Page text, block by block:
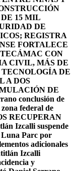
15 MIL
DE
REGISTRA
SE FORTALECE
CON
CIVIL, MÁS DE
TECNOLOGÍA DE
A DOS
DE
conclusión de
federal de
RECUPERAN
Izcalli suspende
Luna Parc por
adicionales
Izcalli
y